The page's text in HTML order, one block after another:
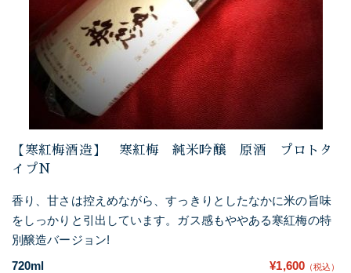
【寒紅梅酒造】 寒紅梅 純米吟醸 原酒 プロトタ
イプN
香り、甘さは控えめながら、すっきりとしたなかに米の旨味
をしっかりと引出しています。ガス感もややある寒紅梅の特
別醸造バージョン!
720ml
¥1,600 （税込）